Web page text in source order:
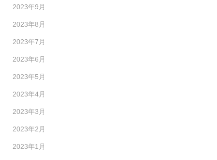
2023年9月
2023年8月
2023年7月
2023年6月
2023年5月
2023年4月
2023年3月
2023年2月
2023年1月